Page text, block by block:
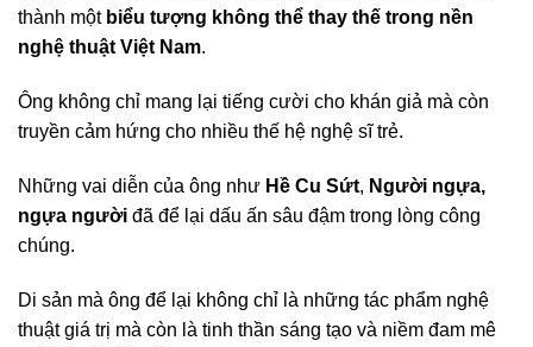
thành một biểu tượng không thể thay thế trong nền
nghệ thuật Việt Nam.
Ông không chỉ mang lại tiếng cười cho khán giả mà còn
truyền cảm hứng cho nhiều thế hệ nghệ sĩ trẻ.
Những vai diễn của ông như Hề Cu Sứt, Người ngựa,
ngựa người đã để lại dấu ấn sâu đậm trong lòng công
chúng.
Di sản mà ông để lại không chỉ là những tác phẩm nghệ
thuật giá trị mà còn là tinh thần sáng tạo và niềm đam mê